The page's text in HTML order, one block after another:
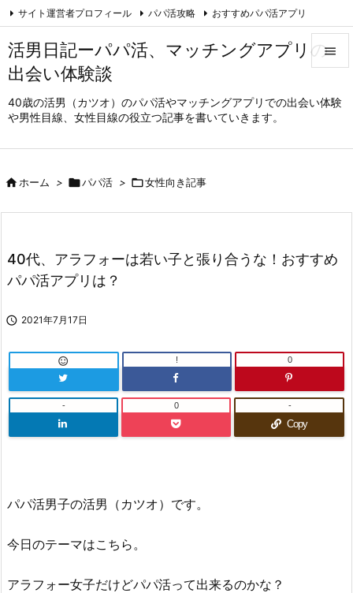
活男日記ーパパ活、マッチングアプリの
出会い体験談
40歳の活男（カツオ）のパパ活やマッチングアプリでの出会い体験
や男性目線、女性目線の役立つ記事を書いていきます。

メニュ
検索
サイト運営者プロフィール パパ活攻略 おすすめパパ活アプリ
ハッピーメール体験談 免責事項・規約 Feedly
ホーム > パパ活 > 女性向き記事
40代、アラフォーは若い子と張り合うな！おすすめ
パパ活アプリは？
 2021年7月17日
 ! 0
- 0
Copy
-
パパ活男子の活男（カツオ）です。
今日のテーマはこちら。
アラフォー女子だけどパパ活って出来るのかな？